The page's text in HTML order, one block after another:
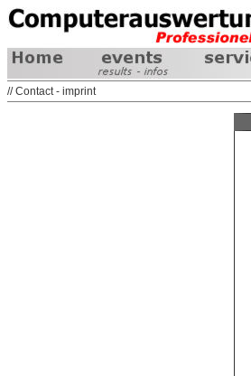
// Contact - imprint